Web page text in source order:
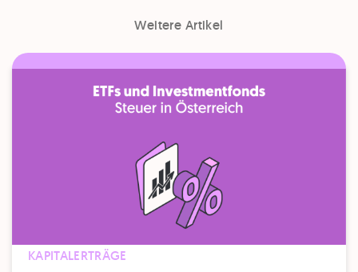
Weitere Artikel
KAPITALERTRÄGE